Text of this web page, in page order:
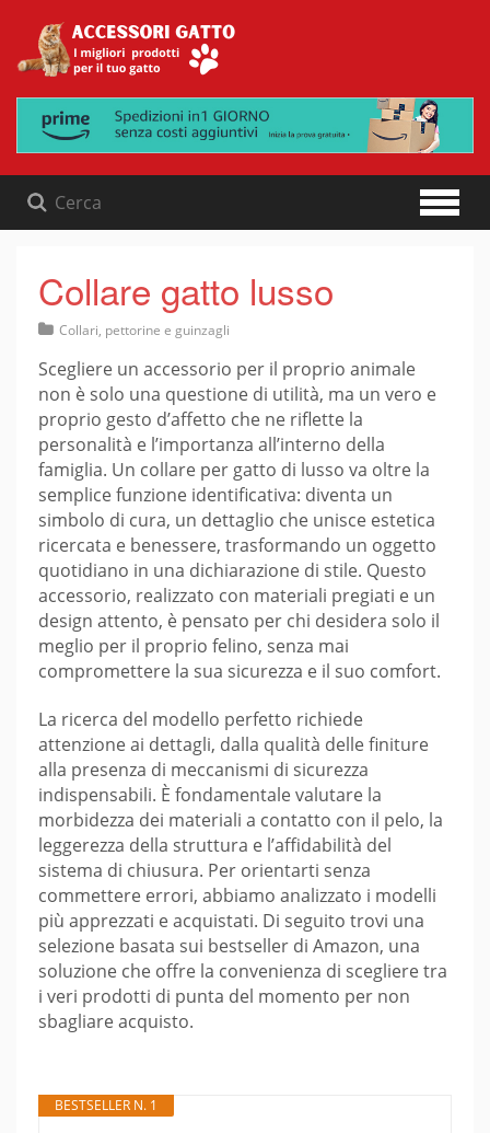
content
Collare gatto lusso
Collari, pettorine e guinzagli
Scegliere un accessorio per il proprio animale
non è solo una questione di utilità, ma un vero e
proprio gesto d’affetto che ne riflette la
personalità e l’importanza all’interno della
famiglia. Un collare per gatto di lusso va oltre la
semplice funzione identificativa: diventa un
simbolo di cura, un dettaglio che unisce estetica
ricercata e benessere, trasformando un oggetto
quotidiano in una dichiarazione di stile. Questo
accessorio, realizzato con materiali pregiati e un
design attento, è pensato per chi desidera solo il
meglio per il proprio felino, senza mai
compromettere la sua sicurezza e il suo comfort.
La ricerca del modello perfetto richiede
attenzione ai dettagli, dalla qualità delle finiture
alla presenza di meccanismi di sicurezza
indispensabili. È fondamentale valutare la
morbidezza dei materiali a contatto con il pelo, la
leggerezza della struttura e l’affidabilità del
sistema di chiusura. Per orientarti senza
commettere errori, abbiamo analizzato i modelli
più apprezzati e acquistati. Di seguito trovi una
selezione basata sui bestseller di Amazon, una
soluzione che offre la convenienza di scegliere tra
i veri prodotti di punta del momento per non
sbagliare acquisto.
BESTSELLER N. 1